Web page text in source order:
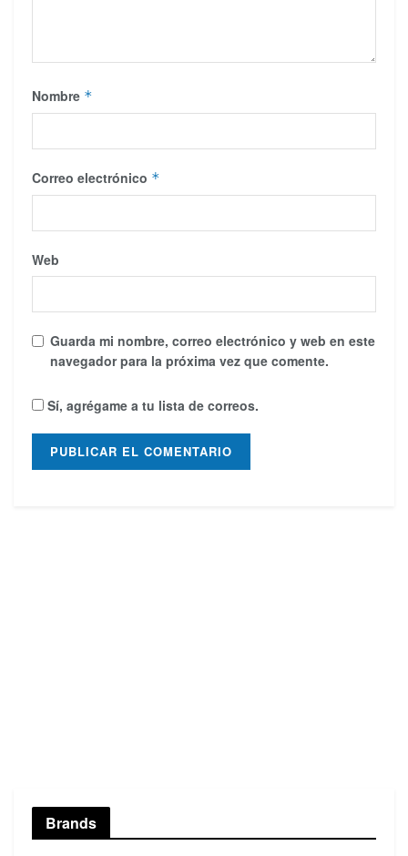
Nombre *
Correo electrónico *
Web
Guarda mi nombre, correo electrónico y web en este
navegador para la próxima vez que comente.
Sí, agrégame a tu lista de correos.
Brands